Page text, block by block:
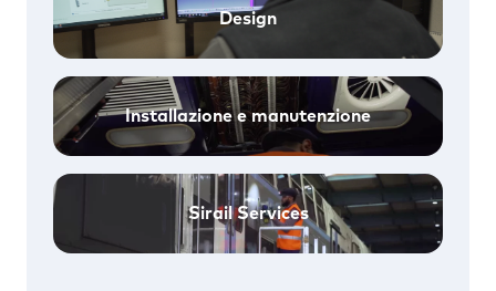
Design
Installazione e manutenzione
Sirail Services